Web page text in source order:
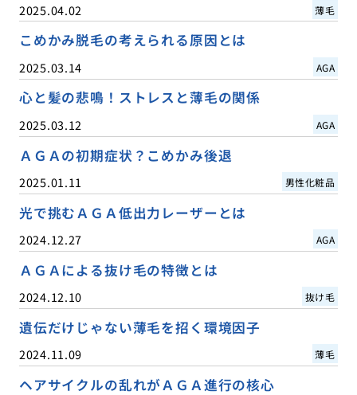
2025.04.02 薄毛
こめかみ脱毛の考えられる原因とは
2025.03.14 AGA
心と髪の悲鳴！ストレスと薄毛の関係
2025.03.12 AGA
ＡＧＡの初期症状？こめかみ後退
2025.01.11 男性化粧品
光で挑むＡＧＡ低出力レーザーとは
2024.12.27 AGA
ＡＧＡによる抜け毛の特徴とは
2024.12.10 抜け毛
遺伝だけじゃない薄毛を招く環境因子
2024.11.09 薄毛
ヘアサイクルの乱れがＡＧＡ進行の核心